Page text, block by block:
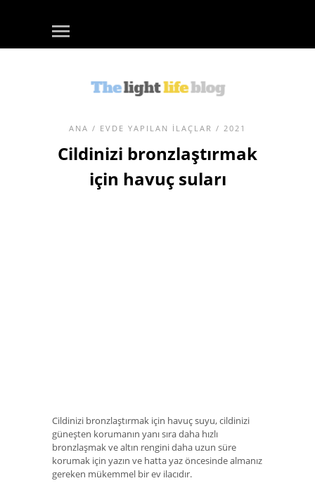
ANA / EVDE YAPILAN ILAÇLAR / 2021
Cildinizi bronzlaştırmak
için havuç suları
Cildinizi bronzlaştırmak için havuç suyu, cildinizi
güneşten korumanın yanı sıra daha hızlı
bronzlaşmak ve altın rengini daha uzun süre
korumak için yazın ve hatta yaz öncesinde almanız
gereken mükemmel bir ev ilacıdır.